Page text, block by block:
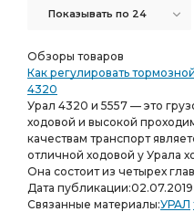
Показывать по 24
Обзоры товаров
Как регулировать
4320
Урал 4320 и 5557 — это
ходовой и высокой
качествам транспорт
отличной ходовой у Урала
Она состоит из четырех
Дата публикации:02.07.2019
Связанные материалы:УРАЛ